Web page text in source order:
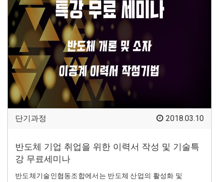
단기과정 2018.03.10
반도체 기업 취업을 위한 이력서 작성 및 기술특
강 무료세미나
반도체기술인협동조합에서는 반도체 산업의 활성화 및